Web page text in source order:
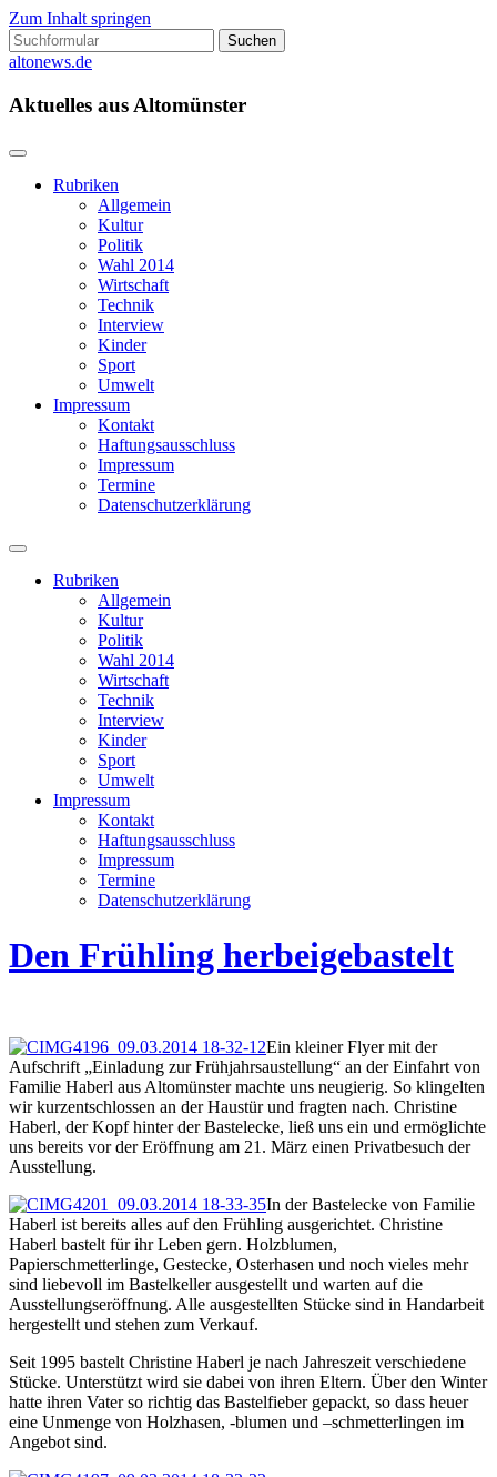
Zum Inhalt springen
Suchen
nach:
altonews.de
Aktuelles aus Altomünster
Rubriken
Allgemein
Kultur
Politik
Wahl 2014
Wirtschaft
Technik
Interview
Kinder
Sport
Umwelt
Impressum
Kontakt
Haftungsausschluss
Impressum
Termine
Datenschutzerklärung
Suchfeld
ein-/ausblenden
Rubriken
Allgemein
Kultur
Politik
Wahl 2014
Wirtschaft
Technik
Interview
Kinder
Sport
Umwelt
Impressum
Kontakt
Haftungsausschluss
Impressum
Termine
Datenschutzerklärung
Den Frühling herbeigebastelt
Ein kleiner Flyer mit der
Aufschrift „Einladung zur Frühjahrsaustellung“ an der Einfahrt von
Familie Haberl aus Altomünster machte uns neugierig. So klingelten
wir kurzentschlossen an der Haustür und fragten nach. Christine
Haberl, der Kopf hinter der Bastelecke, ließ uns ein und ermöglichte
uns bereits vor der Eröffnung am 21. März einen Privatbesuch der
Ausstellung.
In der Bastelecke von Familie
Haberl ist bereits alles auf den Frühling ausgerichtet. Christine
Haberl bastelt für ihr Leben gern. Holzblumen,
Papierschmetterlinge, Gestecke, Osterhasen und noch vieles mehr
sind liebevoll im Bastelkeller ausgestellt und warten auf die
Ausstellungseröffnung. Alle ausgestellten Stücke sind in Handarbeit
hergestellt und stehen zum Verkauf.
Seit 1995 bastelt Christine Haberl je nach Jahreszeit verschiedene
Stücke. Unterstützt wird sie dabei von ihren Eltern. Über den Winter
hatte ihren Vater so richtig das Bastelfieber gepackt, so dass heuer
eine Unmenge von Holzhasen, -blumen und –schmetterlingen im
Angebot sind.